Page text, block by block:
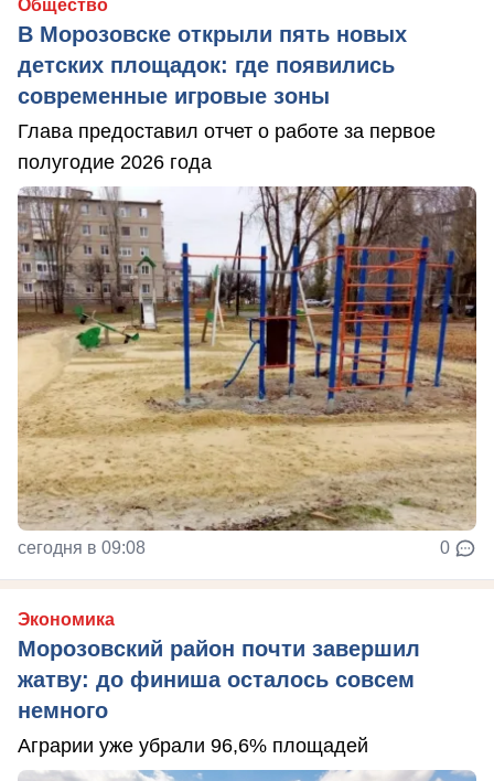
Общество
В Морозовске открыли пять новых
детских площадок: где появились
современные игровые зоны
Глава предоставил отчет о работе за первое
полугодие 2026 года
сегодня в 09:08 0
Экономика
Морозовский район почти завершил
жатву: до финиша осталось совсем
немного
Аграрии уже убрали 96,6% площадей